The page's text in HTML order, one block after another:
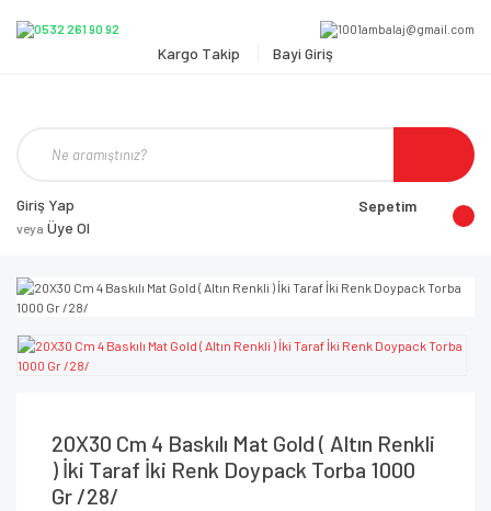
Kargo Takip Bayi Giriş
Giriş Yap
veya Üye Ol
Sepetim
20X30 Cm 4 Baskılı Mat Gold ( Altın Renkli
) İki Taraf İki Renk Doypack Torba 1000
Gr /28/